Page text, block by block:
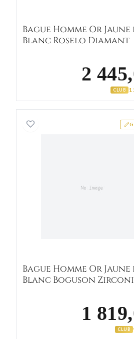
Bague Homme Or Jaune
Blanc Roselo Diamant
2
CLUB 1
Bague
Bague Homme Or Jaune
Blanc Boguson
1
CLUB